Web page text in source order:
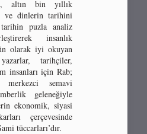
altın bin yıllık
ve dinlerin tarihini
puzla analiz
insanlık
olarak iyi okuyan
yazarlar, tarihçiler,
insanları için Rab;
semavi
geleneğiyle
ekonomik, siyasi
çerçevesinde
tüccarları’dır.